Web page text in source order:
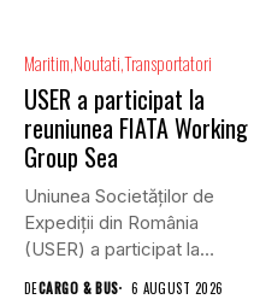
Maritim NoutatiTransportatori
USER a participat la
reuniunea FIATA Working
Group Sea
Uniunea Societăților de
Expediții din România
(USER) a participat la
DECARGO & BUS 6 AUGUST 2026